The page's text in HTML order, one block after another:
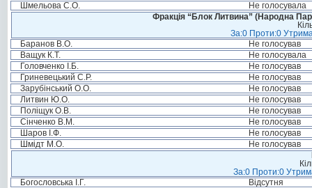
Шмельова С.О.
Не голосувала
Фракція “Блок Литвина” (Народна
За:0 Проти:0
Баранов В.О.
Не голосував
Ващук К.Т.
Не голосувала
Головченко І.Б.
Не голосував
Гриневецький С.Р.
Не голосував
Зарубінський О.О.
Не голосував
Литвин Ю.О.
Не голосував
Поліщук О.В.
Не голосував
Сінченко В.М.
Не голосував
Шаров І.Ф.
Не голосував
Шмідт М.О.
Не голосував
За:0 Проти:0
Богословська І.Г.
Відсутня